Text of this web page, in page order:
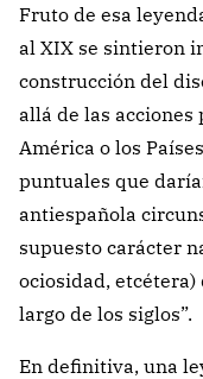
Fruto de esa
al XIX se sintieron
construcción del
allá de las acciones
América o los
puntuales que
antiespañola
supuesto carácter
ociosidad,
largo de los siglos”.
En definitiva, una